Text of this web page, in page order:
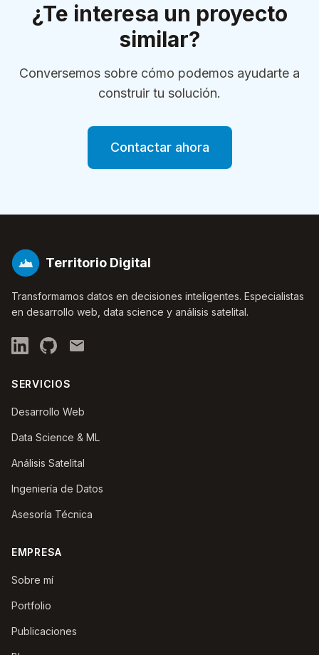
¿Te interesa un proyecto
similar?
Conversemos sobre cómo podemos ayudarte a
construir tu solución.
Contactar ahora
Territorio Digital
Transformamos datos en decisiones inteligentes. Especialistas
en desarrollo web, data science y análisis satelital.
SERVICIOS
Desarrollo Web
Data Science & ML
Análisis Satelital
Ingeniería de Datos
Asesoría Técnica
EMPRESA
Sobre mí
Portfolio
Publicaciones